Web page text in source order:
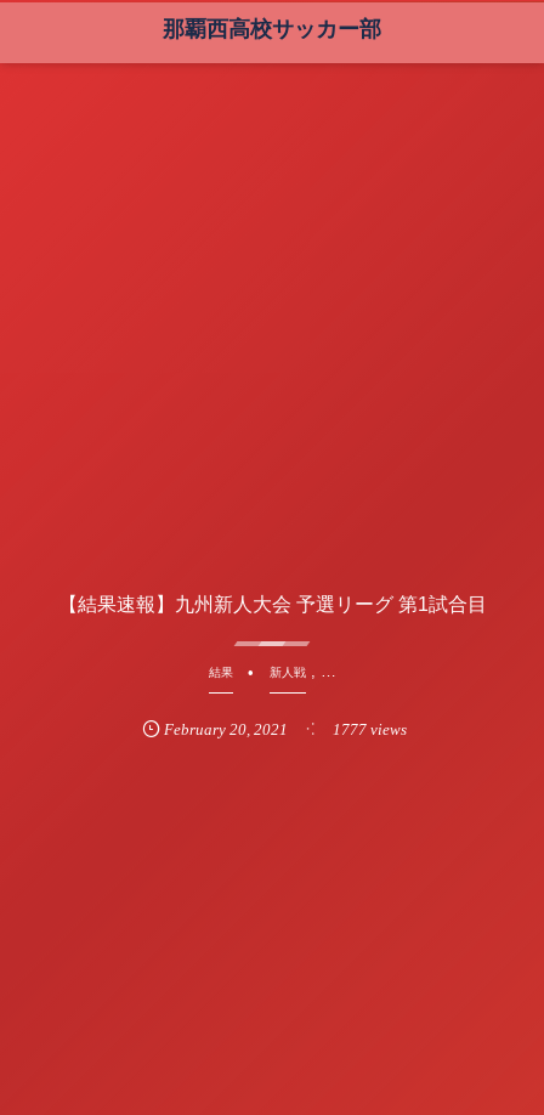
那覇西高校サッカー部
【結果速報】九州新人大会 予選リーグ 第1試合目
結果 新人戦, …
February 20, 2021 1777 views